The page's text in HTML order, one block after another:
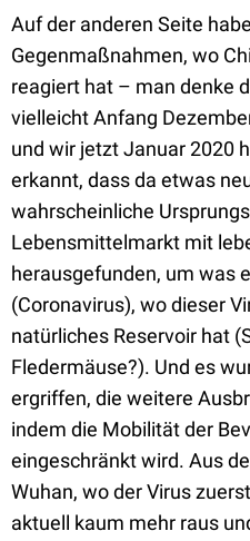
Auf der anderen Seite
Gegenmaßnahmen, wo
reagiert hat – man denke
vielleicht Anfang
und wir jetzt Januar 2020
erkannt, dass da etwas
wahrscheinliche
Lebensmittelmarkt mit
herausgefunden, um was
(Coronavirus), wo dieser
natürliches Reservoir hat
Fledermäuse?). Und es
ergriffen, die weitere
indem die Mobilität der
eingeschränkt wird. Aus
Wuhan, wo der Virus
aktuell kaum mehr raus